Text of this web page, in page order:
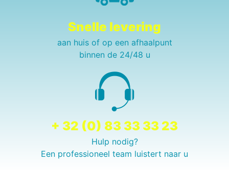
Snelle levering
aan huis of op een afhaalpunt
binnen de 24/48 u
+ 32 (0) 83 33 33 23
Hulp nodig?
Een professioneel team luistert naar u